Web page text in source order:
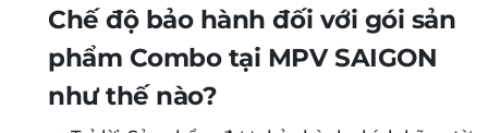
Chế độ bảo hành đối với gói sản
phẩm Combo tại MPV SAIGON
như thế nào?